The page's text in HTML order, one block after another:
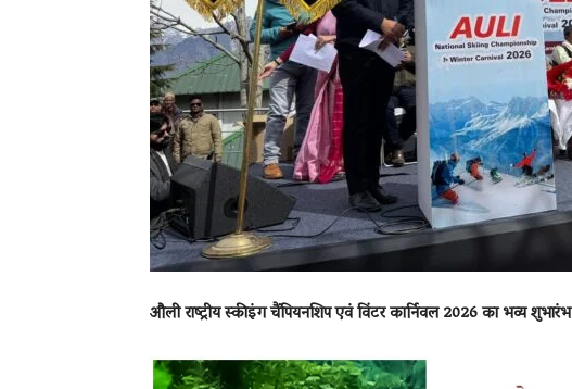
औली राष्ट्रीय स्कीइंग चैंपियनशिप एवं विंटर कार्निवल 2026 का भव्य शुभारंभ